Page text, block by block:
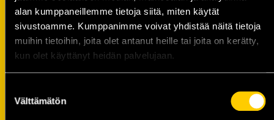
alan kumppaneillemme tietoja siitä, miten käytät
sivustoamme. Kumppanimme voivat yhdistää näitä tietoja
muihin tietoihin, joita olet antanut heille tai joita on kerätty,
kun olet käyttänyt heidän palvelujaan.
valinta
Välttämätön
Perjantai
Sitruunakalaa ja tartar-kastiketta L
Uunimakkaraa L, G
Perunamuusia L, G
Kasvis-pestopastaa L